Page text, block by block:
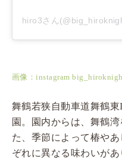
hiro3さん
画像：instagram
舞鶴若狭自動車道舞鶴
園。園内からは、舞鶴
た、季節によって椿や
ぞれに異なる味わいが